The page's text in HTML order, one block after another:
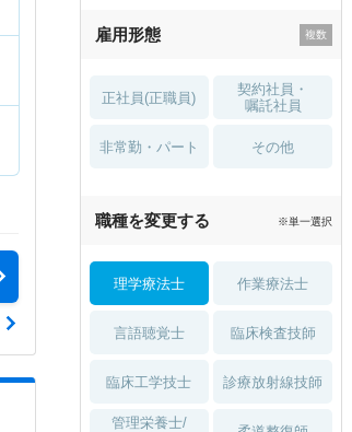
住宅手当・補助
土日祝休 無資格 OK
積極採用中 WEB面接OK
雇用形態
正社員(正職員)
契約社員・
嘱託社員
非常勤・パート その他
職種を変更する ※単一選択
理学療法士 作業療法士
言語聴覚士 臨床検査技師
臨床工学技士 診療放射線技師
管理栄養士/